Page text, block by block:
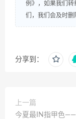
例》，如果我们转
们，我们会及时删
分享到：
上一篇
今夏最IN指甲色